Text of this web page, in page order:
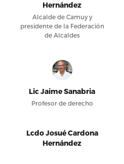
Hernández
Alcalde de Camuy y
presidente de la Federación
de Alcaldes
Lic Jaime Sanabria
Profesor de derecho
Lcdo Josué Cardona
Hernández